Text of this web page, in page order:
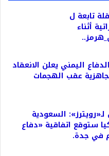
تابعة ل
أثناء
اليمني يعلن الانعقاد
عقب الهجمات
السعودية
ستوقع اتفاقية «دفاع
في جدة.